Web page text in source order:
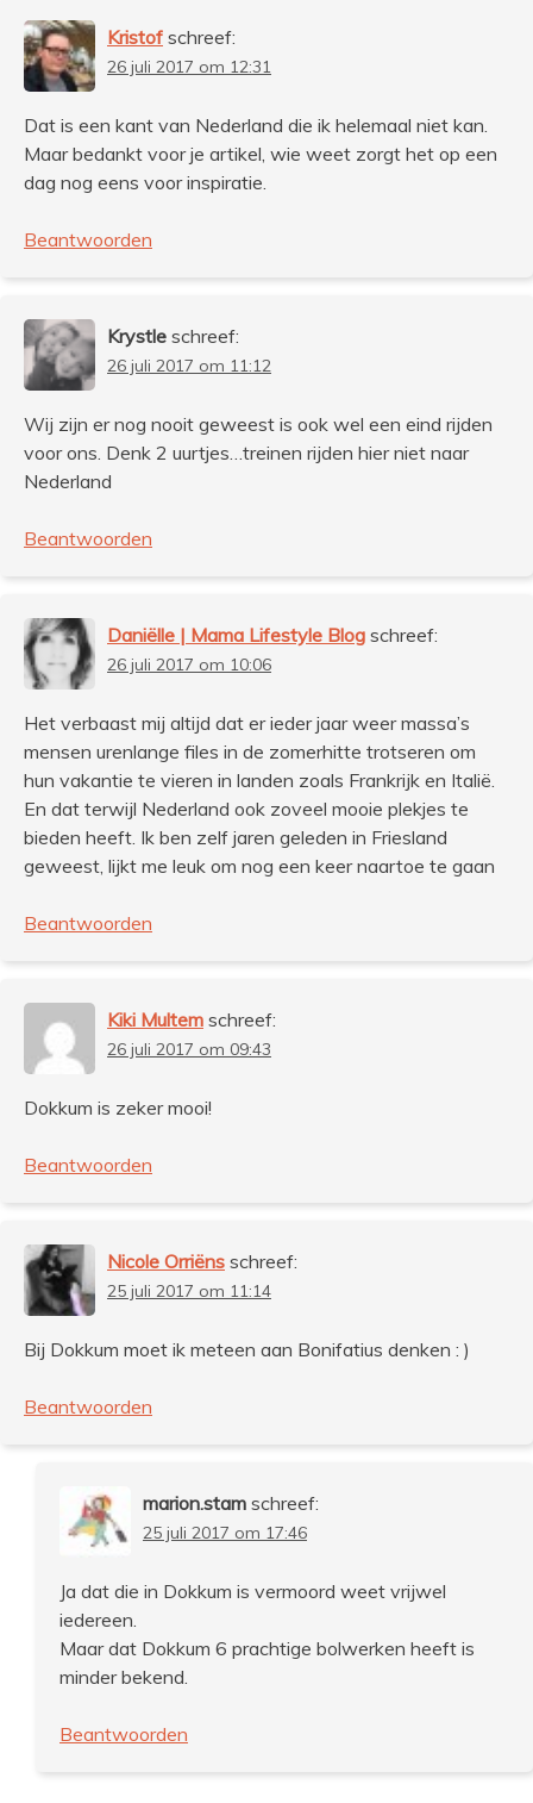
Kristof schreef:
26 juli 2017 om 12:31
Dat is een kant van Nederland die ik helemaal niet kan.
Maar bedankt voor je artikel, wie weet zorgt het op een
dag nog eens voor inspiratie.
Beantwoorden
Krystle schreef:
26 juli 2017 om 11:12
Wij zijn er nog nooit geweest is ook wel een eind rijden
voor ons. Denk 2 uurtjes…treinen rijden hier niet naar
Nederland
Beantwoorden
Daniëlle | Mama Lifestyle Blog schreef:
26 juli 2017 om 10:06
Het verbaast mij altijd dat er ieder jaar weer massa’s
mensen urenlange files in de zomerhitte trotseren om
hun vakantie te vieren in landen zoals Frankrijk en Italië.
En dat terwijl Nederland ook zoveel mooie plekjes te
bieden heeft. Ik ben zelf jaren geleden in Friesland
geweest, lijkt me leuk om nog een keer naartoe te gaan
Beantwoorden
Kiki Multem schreef:
26 juli 2017 om 09:43
Dokkum is zeker mooi!
Beantwoorden
Nicole Orriëns schreef:
25 juli 2017 om 11:14
Bij Dokkum moet ik meteen aan Bonifatius denken : )
Beantwoorden
marion.stam schreef:
25 juli 2017 om 17:46
Ja dat die in Dokkum is vermoord weet vrijwel
iedereen.
Maar dat Dokkum 6 prachtige bolwerken heeft is
minder bekend.
Beantwoorden